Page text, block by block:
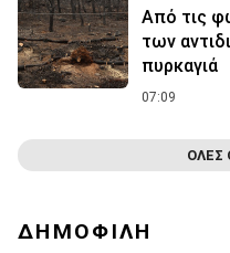
Από τις
των
πυρκαγιά
07:09
ΟΛΕΣ
ΔΗΜΟΦΙΛΗ